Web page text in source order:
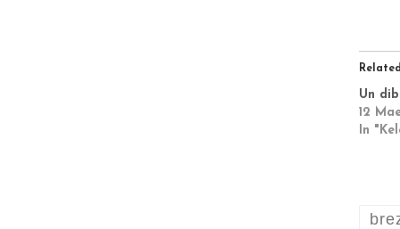
Related
Un
12
In